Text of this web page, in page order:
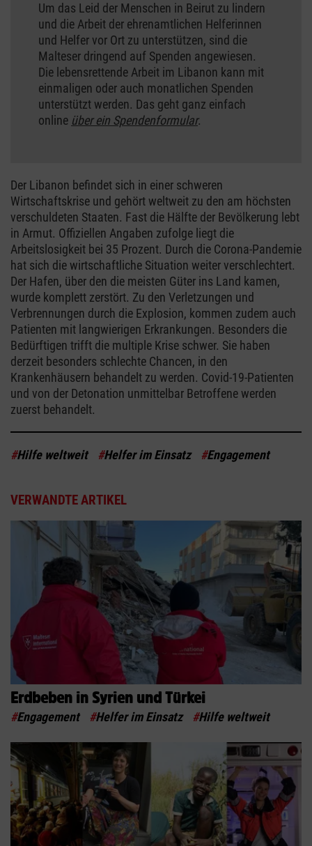
Um das Leid der Menschen in Beirut zu lindern
und die Arbeit der ehrenamtlichen Helferinnen
und Helfer vor Ort zu unterstützen, sind die
Malteser dringend auf Spenden angewiesen.
Die lebensrettende Arbeit im Libanon kann mit
einmaligen oder auch monatlichen Spenden
unterstützt werden. Das geht ganz einfach
online über ein Spendenformular.
Der Libanon befindet sich in einer schweren
Wirtschaftskrise und gehört weltweit zu den am höchsten
verschuldeten Staaten. Fast die Hälfte der Bevölkerung lebt
in Armut. Offiziellen Angaben zufolge liegt die
Arbeitslosigkeit bei 35 Prozent. Durch die Corona-Pandemie
hat sich die wirtschaftliche Situation weiter verschlechtert.
Der Hafen, über den die meisten Güter ins Land kamen,
wurde komplett zerstört. Zu den Verletzungen und
Verbrennungen durch die Explosion, kommen zudem auch
Patienten mit langwierigen Erkrankungen. Besonders die
Bedürftigen trifft die multiple Krise schwer. Sie haben
derzeit besonders schlechte Chancen, in den
Krankenhäusern behandelt zu werden. Covid-19-Patienten
und von der Detonation unmittelbar Betroffene werden
zuerst behandelt.
#Hilfe weltweit #Helfer im Einsatz #Engagement
VERWANDTE ARTIKEL
Erdbeben in Syrien und Türkei
#Engagement #Helfer im Einsatz #Hilfe weltweit